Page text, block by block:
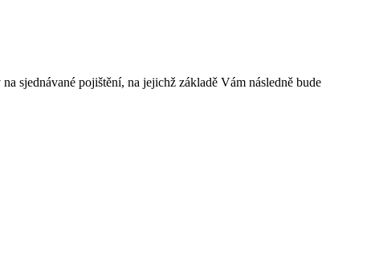
sjednávané pojištění, na jejichž základě Vám následně bude